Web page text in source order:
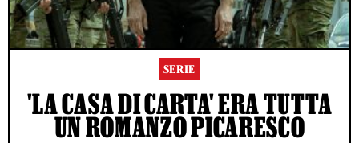
SERIE
'LA CASA DI CARTA' ERA TUTTA
UN ROMANZO PICARESCO